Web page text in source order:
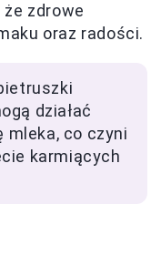
zdrowe
oraz radości.
działać
mleka, co czyni
karmiących